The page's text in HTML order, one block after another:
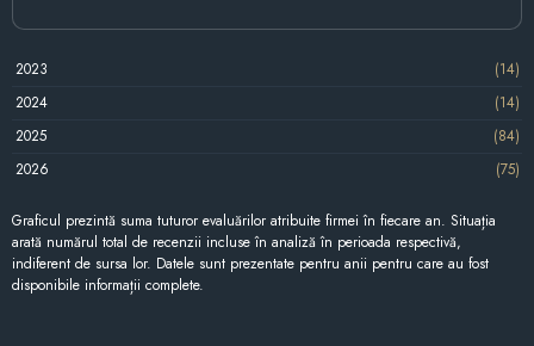
2023
(14)
2024
(14)
2025
(84)
2026
(75)
Graficul prezintă suma tuturor evaluărilor atribuite firmei în fiecare an. Situația
arată numărul total de recenzii incluse în analiză în perioada respectivă,
indiferent de sursa lor. Datele sunt prezentate pentru anii pentru care au fost
disponibile informații complete.